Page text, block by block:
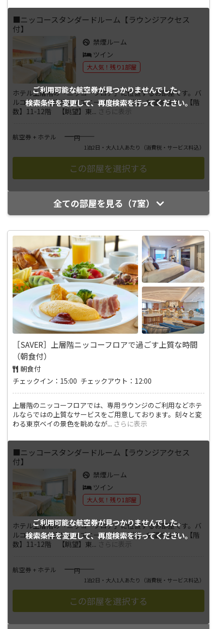
ご利用可能な航空券が見つかりませんでした。
検索条件を変更して、再度検索を行ってください。
■ニッコースタンダードルーム【ラウンジアクセス
付】
禁煙ルーム
ツイン
大人気！残り1部屋
ホテル上層階の「ニッコーフロア」に位置するお部屋です。バ
ルコニーより東京ディズニーリゾート（R）を望めます。【階
数】11-12階 【眺望】東... さらに表示
航空券 + ホテル ――――円
1泊2日・大人1人あたり （消費税・サービス料込）
全ての部屋を見る（7室）
［SAVER］上層階ニッコーフロアで過ごす上質な時間
（朝食付）
朝食付
チェックイン：15:00 チェックアウト：12:00
上層階のニッコーフロアでは、専用ラウンジのご利用などホテ
ルならではの上質なサービスをご用意しております。刻々と変
わる東京ベイの景色を眺めなが... さらに表示
ご利用可能な航空券が見つかりませんでした。
検索条件を変更して、再度検索を行ってください。
■ニッコースタンダードルーム【ラウンジアクセス
付】
禁煙ルーム
ツイン
大人気！残り1部屋
ホテル上層階の「ニッコーフロア」に位置するお部屋です。バ
ルコニーより東京ディズニーリゾート（R）を望めます。【階
数】11-12階 【眺望】東... さらに表示
航空券 + ホテル ――――円
1泊2日・大人1人あたり （消費税・サービス料込）